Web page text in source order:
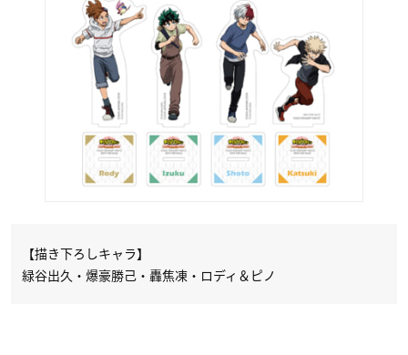
【描き下ろしキャラ】
緑谷出久・爆豪勝己・轟焦凍・ロディ＆ピノ